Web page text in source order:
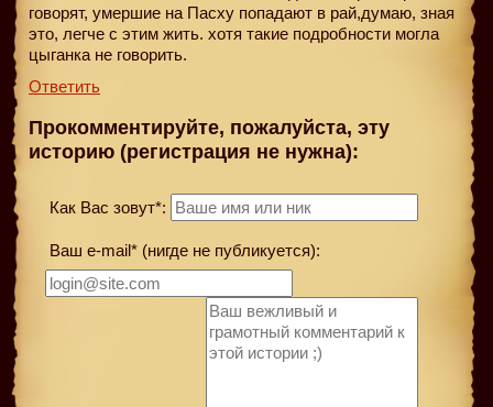
говорят, умершие на Пасху попадают в рай,думаю, зная
это, легче с этим жить. хотя такие подробности могла
цыганка не говорить.
Ответить
Прокомментируйте, пожалуйста, эту
историю (регистрация не нужна):
Как Вас зовут*:
Ваш e-mail* (нигде не публикуется):